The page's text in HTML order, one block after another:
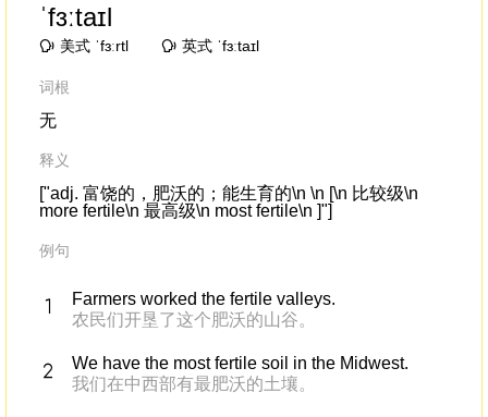
ˈfɜːtaɪl
美式 ˈfɜːrtl 英式 ˈfɜːtaɪl
词根
无
释义
["adj. 富饶的，肥沃的；能生育的\n \n [\n 比较级\n
more fertile\n 最高级\n most fertile\n ]"]
例句
Farmers worked the fertile valleys.
农民们开垦了这个肥沃的山谷。
We have the most fertile soil in the Midwest.
我们在中西部有最肥沃的土壤。